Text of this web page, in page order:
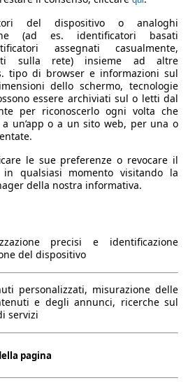
96 kW (130 PS)
10.3s
195 km/h
6
320 nm
1598 ccm
Diesel
4370 mm
1640 mm
2055 kg
del dispositivo o analoghi
(ad es. identificatori basati
assegnati casualmente,
sulla rete) insieme ad altre
tipo di browser e informazioni sul
dello schermo, tecnologie
essere archiviati sul o letti dal
per riconoscerlo ogni volta che
a un’app o a un sito web, per una o
le sue preferenze o revocare il
in qualsiasi momento visitando la
della nostra informativa.
precisi e identificazione
del dispositivo
personalizzati, misurazione delle
e degli annunci, ricerche sul
servizi
pagina